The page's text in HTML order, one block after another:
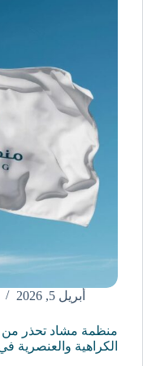
أبريل 5, 2026
منظمة مشاد تحذر
الكراهية والعنصرية